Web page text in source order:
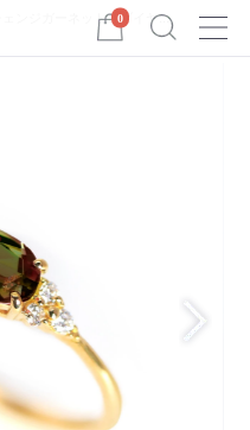
Menu
0
ェンジガーネット＆ダイヤ...